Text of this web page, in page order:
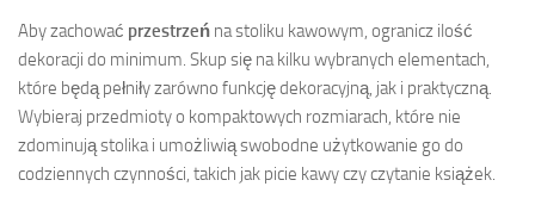
Aby zachować przestrzeń na stoliku kawowym, ogranicz ilość
dekoracji do minimum. Skup się na kilku wybranych elementach,
które będą pełniły zarówno funkcję dekoracyjną, jak i praktyczną.
Wybieraj przedmioty o kompaktowych rozmiarach, które nie
zdominują stolika i umożliwią swobodne użytkowanie go do
codziennych czynności, takich jak picie kawy czy czytanie książek.